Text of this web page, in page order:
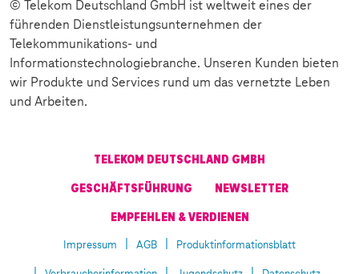
© Telekom Deutschland GmbH ist weltweit eines der
führenden Dienstleistungsunternehmen der
Telekommunikations- und
Informationstechnologiebranche. Unseren Kunden bieten
wir Produkte und Services rund um das vernetzte Leben
und Arbeiten.
TELEKOM DEUTSCHLAND GMBH
GESCHÄFTSFÜHRUNG NEWSLETTER
EMPFEHLEN & VERDIENEN
Impressum AGB Produktinformationsblatt